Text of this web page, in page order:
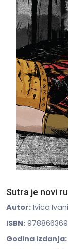
Sutra je novi
Autor: Ivica
ISBN:
Godina izdanja: